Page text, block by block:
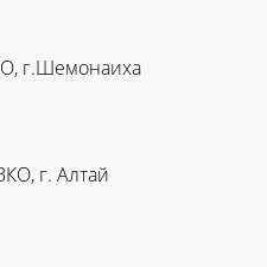
г.Шемонаиха
г. Алтай